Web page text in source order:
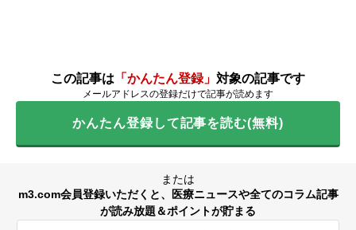
この記事は 「かんたん登録」 対象の記事です
メールアドレスの登録だけで記事が読めます
かんたん登録して記事を読む(無料)
または
m3.com会員登録いただくと、医療ニュースや全てのコラム記事
が読み放題＆ポイントが貯まる